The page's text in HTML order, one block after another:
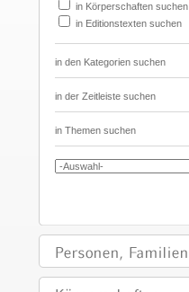
in Körperschaften suchen
in Editionstexten suchen
in den Kategorien suchen
in der Zeitleiste suchen
in Themen suchen